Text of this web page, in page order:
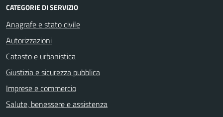
CATEGORIE DI SERVIZIO
Anagrafe e stato civile
Autorizzazioni
Catasto e urbanistica
Giustizia e sicurezza pubblica
Imprese e commercio
Salute, benessere e assistenza